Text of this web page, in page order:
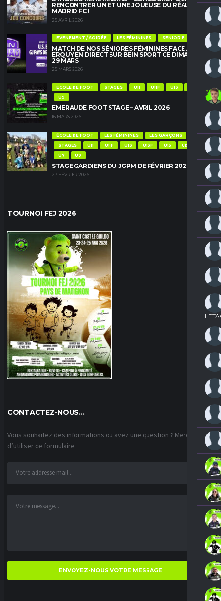
RENCONTRER UN ET UNE JOUEUSE DU RÉAL
MADRID FC !
25 AVRIL 2026
EVENEMENT / SOIRÉE LES FÉMININES SENIOR F
MATCH DE NOS SÉNIORES FÉMININES FACE À
ERQUY EN DIRECT SUR BEIN SPORT CE DIMANCHE
29 MARS
25 MARS 2026
ÉCOLE DE FOOT STAGES U11 U11F U13
U9
EMERAUDE FOOT STAGE – AVRIL 2026
16 MARS 2026
ÉCOLE DE FOOT LES FÉMININES
LES GARÇONS
STAGES
U11 U11F U13 U13F U15
U15F
U7
U9
STAGE GARDIENS DU JGPM DE FÉVRIER 2026
27 FÉVRIER 2026
TOURNOI FEJ 2026
CONTACTEZ-NOUS…
Vous souhaitez des informations ou avez une question ? Merci
d’utiliser ce formulaire